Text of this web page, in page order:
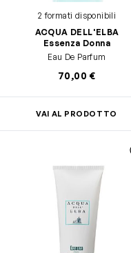
2 formati disponibili
ACQUA DELL'ELBA
Essenza Donna
Eau De Parfum
70,00 €
VAI AL PRODOTTO